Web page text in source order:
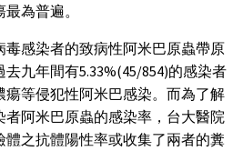
為普遍。
感染者的致病性阿米巴原蟲帶原
九年間有5.33%(45/854)的感染者
等侵犯性阿米巴感染。而為了解
阿米巴原蟲的感染率，台大醫院
之抗體陽性率或收集了兩者的糞